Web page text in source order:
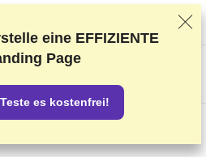
strenger Tests und Bewertungen,
und unsere geschäftlichen
Diese Seite enthält Affiliate-Links
Landingpage-
eine EFFIZIENTE
Page
Teste es kostenfrei!